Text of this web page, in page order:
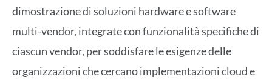
dimostrazione di soluzioni hardware e software
multi-vendor, integrate con funzionalità specifiche di
ciascun vendor, per soddisfare le esigenze delle
organizzazioni che cercano implementazioni cloud e